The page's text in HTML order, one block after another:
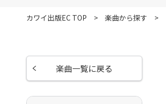
カワイ出版EC TOP 楽曲から探す
楽曲一覧に戻る